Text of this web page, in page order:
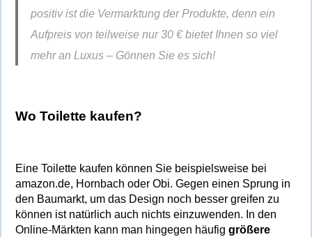
positiv ist die Vermarktung der Produkte, denn ein
Aufpreis von teilweise nur 30 € bietet Ihnen so viel
mehr an Luxus – Gönnen Sie es sich!
Wo Toilette kaufen?
Eine Toilette kaufen können Sie beispielsweise bei
amazon.de, Hornbach oder Obi. Gegen einen Sprung in
den Baumarkt, um das Design noch besser greifen zu
können ist natürlich auch nichts einzuwenden. In den
Online-Märkten kann man hingegen häufiggrößere